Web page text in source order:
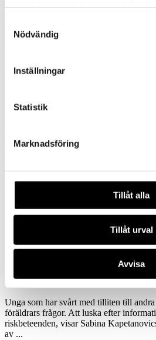
Nödvändig
Inställningar
Statistik
Marknadsföring
Tillåt alla
Tillåt urval
Avvisa
SIMON årets
Riksförbundet Svenskar och
en bro mellan det svenska samhället
som ...
Prevention
»Tobaken står inte högt
området«
Många kan tro att tobaksfrågan är löst,
stänga den dörren, säger Rosaria
tobaksfrågor inom prevention. Nu ska
Prevention
Nyfikenhet eller
Unga som har svårt med tilliten till
föräldrars frågor. Att luska efter
riskbeteenden, visar Sabina
av ...